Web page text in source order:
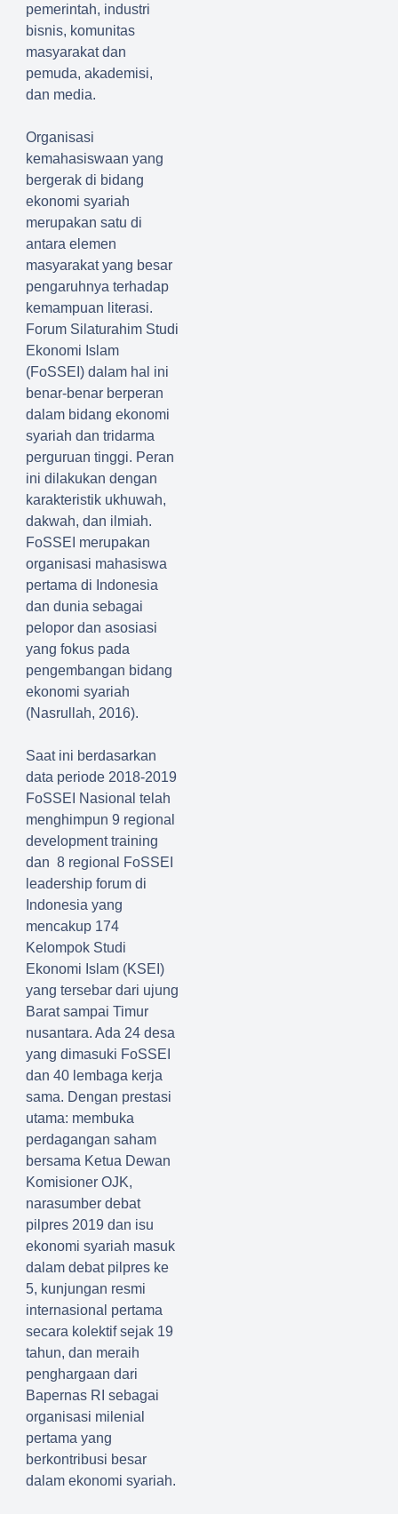
pemerintah, industri
bisnis, komunitas
masyarakat dan
pemuda, akademisi,
dan media.
Organisasi
kemahasiswaan yang
bergerak di bidang
ekonomi syariah
merupakan satu di
antara elemen
masyarakat yang besar
pengaruhnya terhadap
kemampuan literasi.
Forum Silaturahim Studi
Ekonomi Islam
(FoSSEI) dalam hal ini
benar-benar berperan
dalam bidang ekonomi
syariah dan tridarma
perguruan tinggi. Peran
ini dilakukan dengan
karakteristik ukhuwah,
dakwah, dan ilmiah.
FoSSEI merupakan
organisasi mahasiswa
pertama di Indonesia
dan dunia sebagai
pelopor dan asosiasi
yang fokus pada
pengembangan bidang
ekonomi syariah
(Nasrullah, 2016).
Saat ini berdasarkan
data periode 2018-2019
FoSSEI Nasional telah
menghimpun 9 regional
development training
dan 8 regional FoSSEI
leadership forum di
Indonesia yang
mencakup 174
Kelompok Studi
Ekonomi Islam (KSEI)
yang tersebar dari ujung
Barat sampai Timur
nusantara. Ada 24 desa
yang dimasuki FoSSEI
dan 40 lembaga kerja
sama. Dengan prestasi
utama: membuka
perdagangan saham
bersama Ketua Dewan
Komisioner OJK,
narasumber debat
pilpres 2019 dan isu
ekonomi syariah masuk
dalam debat pilpres ke
5, kunjungan resmi
internasional pertama
secara kolektif sejak 19
tahun, dan meraih
penghargaan dari
Bapernas RI sebagai
organisasi milenial
pertama yang
berkontribusi besar
dalam ekonomi syariah.